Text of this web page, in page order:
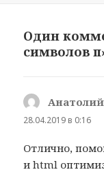
Один
символов
Анатолий
28.04.2019 в 0:16
Отлично,
и html